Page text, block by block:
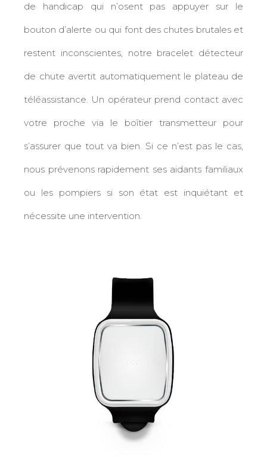
de handicap qui n’osent pas appuyer sur le
bouton d’alerte ou qui font des chutes brutales et
restent inconscientes, notre bracelet détecteur
de chute avertit automatiquement le plateau de
téléassistance. Un opérateur prend contact avec
votre proche via le boîtier transmetteur pour
s’assurer que tout va bien. Si ce n’est pas le cas,
nous prévenons rapidement ses aidants familiaux
ou les pompiers si son état est inquiétant et
nécessite une intervention.